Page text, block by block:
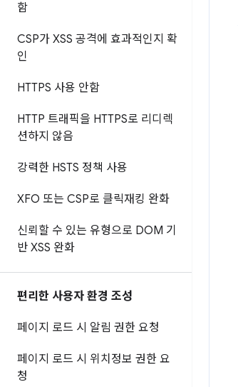
함
CSP가 XSS 공격에 효과적인지 확
인
HTTPS 사용 안함
HTTP 트래픽을 HTTPS로 리디렉
션하지 않음
강력한 HSTS 정책 사용
XFO 또는 CSP로 클릭재킹 완화
신뢰할 수 있는 유형으로 DOM 기
반 XSS 완화
편리한 사용자 환경 조성
페이지 로드 시 알림 권한 요청
페이지 로드 시 위치정보 권한 요
청